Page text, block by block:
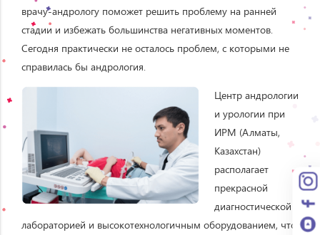
врачу-андрологу поможет решить проблему на ранней
стадии и избежать большинства негативных моментов.
Сегодня практически не осталось проблем, с которыми не
справилась бы андрология.
Центр андрологии
и урологии при
ИРМ (Алматы,
Казахстан)
располагает
прекрасной
диагностической
лабораторией и высокотехнологичным оборудованием, что